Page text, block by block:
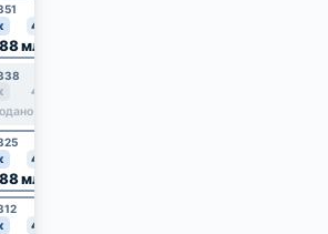
41.2
млн
41.2
41.2
млн
41.2